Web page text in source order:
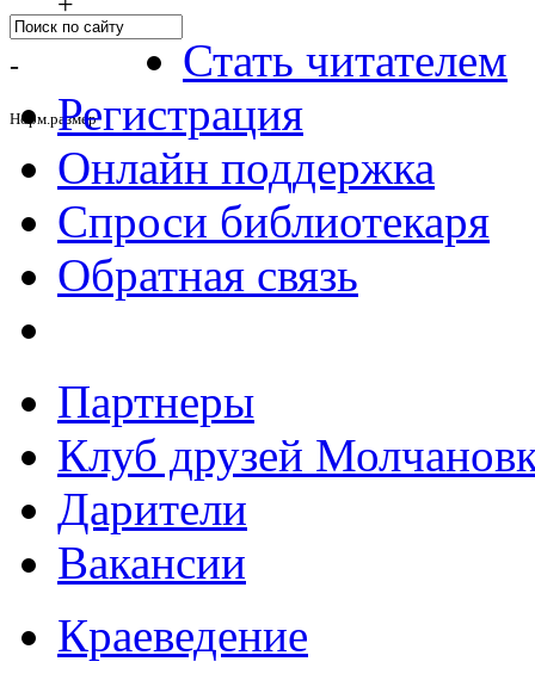
-
Норм.размер
Стать читателем
Регистрация
Онлайн поддержка
Спроси библиотекаря
Обратная связь
Партнеры
Клуб друзей
Дарители
Вакансии
Краеведение